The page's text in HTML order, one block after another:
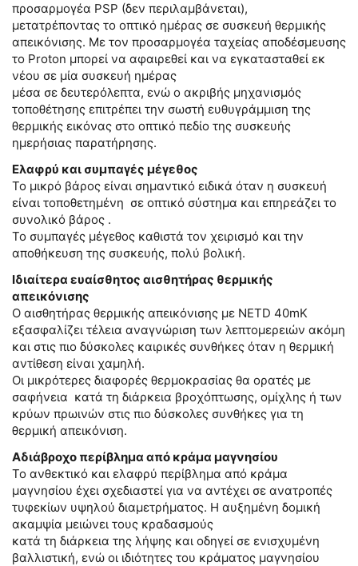
προσαρμογέα PSP (δεν περιλαμβάνεται),
μετατρέποντας το οπτικό ημέρας σε συσκευή θερμικής
απεικόνισης. Με τον προσαρμογέα ταχείας αποδέσμευσης
το Proton μπορεί να αφαιρεθεί και να εγκατασταθεί εκ
νέου σε μία συσκευή ημέρας
μέσα σε δευτερόλεπτα, ενώ ο ακριβής μηχανισμός
τοποθέτησης επιτρέπει την σωστή ευθυγράμμιση της
θερμικής εικόνας στο οπτικό πεδίο της συσκευής
ημερήσιας παρατήρησης.
Ελαφρύ και συμπαγές μέγεθος
Το μικρό βάρος είναι σημαντικό ειδικά όταν η συσκευή
είναι τοποθετημένη σε οπτικό σύστημα και επηρεάζει το
συνολικό βάρος .
Το συμπαγές μέγεθος καθιστά τον χειρισμό και την
αποθήκευση της συσκευής, πολύ βολική.
Ιδιαίτερα ευαίσθητος αισθητήρας θερμικής
απεικόνισης
Ο αισθητήρας θερμικής απεικόνισης με NETD 40mK
εξασφαλίζει τέλεια αναγνώριση των λεπτομερειών ακόμη
και στις πιο δύσκολες καιρικές συνθήκες όταν η θερμική
αντίθεση είναι χαμηλή.
Οι μικρότερες διαφορές θερμοκρασίας θα ορατές με
σαφήνεια κατά τη διάρκεια βροχόπτωσης, ομίχλης ή των
κρύων πρωινών στις πιο δύσκολες συνθήκες για τη
θερμική απεικόνιση.
Αδιάβροχο περίβλημα από κράμα μαγνησίου
Το ανθεκτικό και ελαφρύ περίβλημα από κράμα
μαγνησίου έχει σχεδιαστεί για να αντέχει σε ανατροπές
τυφεκίων υψηλού διαμετρήματος. Η αυξημένη δομική
ακαμψία μειώνει τους κραδασμούς
κατά τη διάρκεια της λήψης και οδηγεί σε ενισχυμένη
βαλλιστική, ενώ οι ιδιότητες του κράματος μαγνησίου